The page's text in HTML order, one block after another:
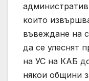
които
въвеждане на
да се улеснят
на УС на КАБ
някои общини